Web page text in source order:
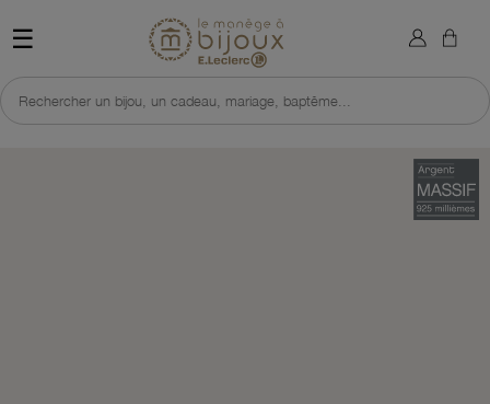
☰ Retour à l'accueil du site
Rechercher un bijou, un cadeau, mariage, baptême...
×